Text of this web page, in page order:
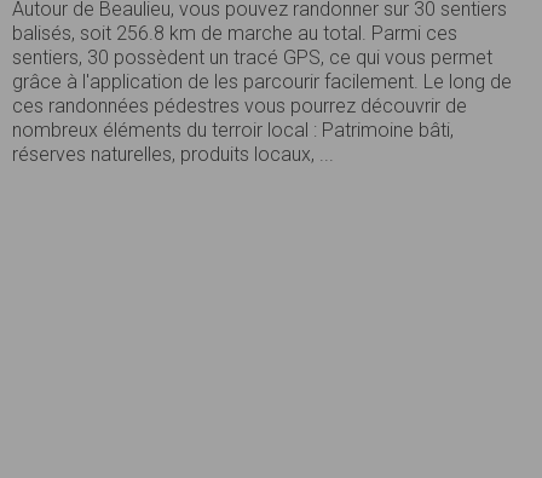
Autour de Beaulieu, vous pouvez randonner sur 30 sentiers
balisés, soit 256.8 km de marche au total. Parmi ces
sentiers, 30 possèdent un tracé GPS, ce qui vous permet
grâce à l'application de les parcourir facilement. Le long de
ces randonnées pédestres vous pourrez découvrir de
nombreux éléments du terroir local : Patrimoine bâti,
réserves naturelles, produits locaux, ...